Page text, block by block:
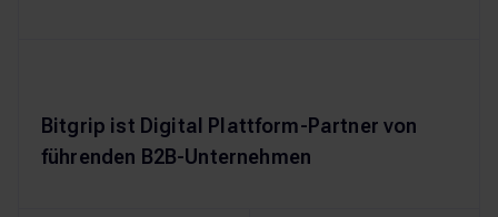
Bitgrip ist Digital Plattform-Partner von
führenden B2B-Unternehmen